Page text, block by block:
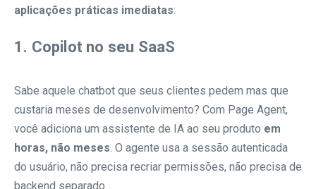
aplicações práticas imediatas:
1. Copilot no seu SaaS
Sabe aquele chatbot que seus clientes pedem mas que
custaria meses de desenvolvimento? Com Page Agent,
você adiciona um assistente de IA ao seu produto em
horas, não meses. O agente usa a sessão autenticada
do usuário, não precisa recriar permissões, não precisa de
backend separado.